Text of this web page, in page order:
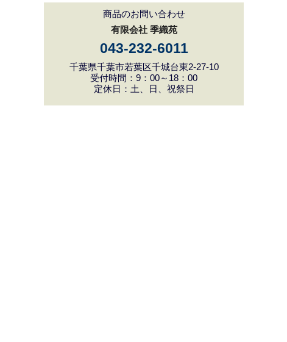
商品のお問い合わせ
有限会社 季織苑
043-232-6011
千葉県千葉市若葉区千城台東2-27-10
受付時間：9：00～18：00
定休日：土、日、祝祭日